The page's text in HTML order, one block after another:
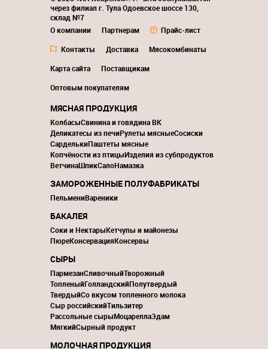
через филиал г. Тула Одоевское шоссе 130,
склад №7
О компании
Партнерам
Прайс-лист
Контакты
Доставка
Мясокомбинаты
Карта сайта
Поставщикам
Оптовым покупателям
МЯСНАЯ ПРОДУКЦИЯ
КолбасыСвинина и говядина ВК
Деликатесы из печиРулеты мясныеСосиски
СарделькиПаштеты мясные
Копчёности из птицыИзделия из субпродуктов
ВетчинаШпикСалоНамазка
ЗАМОРОЖЕННЫЕ ПОЛУФАБРИКАТЫ
ПельмениВареники
БАКАЛЕЯ
Соки и НектарыКетчупы и майонезы
ПюреКонсервацияКонсервы
СЫРЫ
ПармезанСливочныйТворожный
ТопленыйГолландскийПолутвердый
ТвердыйСо вкусом топленного молока
Сыр российскийТильзитер
Рассольные сырыМоцареллаЭдам
МягкийСырный продукт
МОЛОЧНАЯ ПРОДУКЦИЯ